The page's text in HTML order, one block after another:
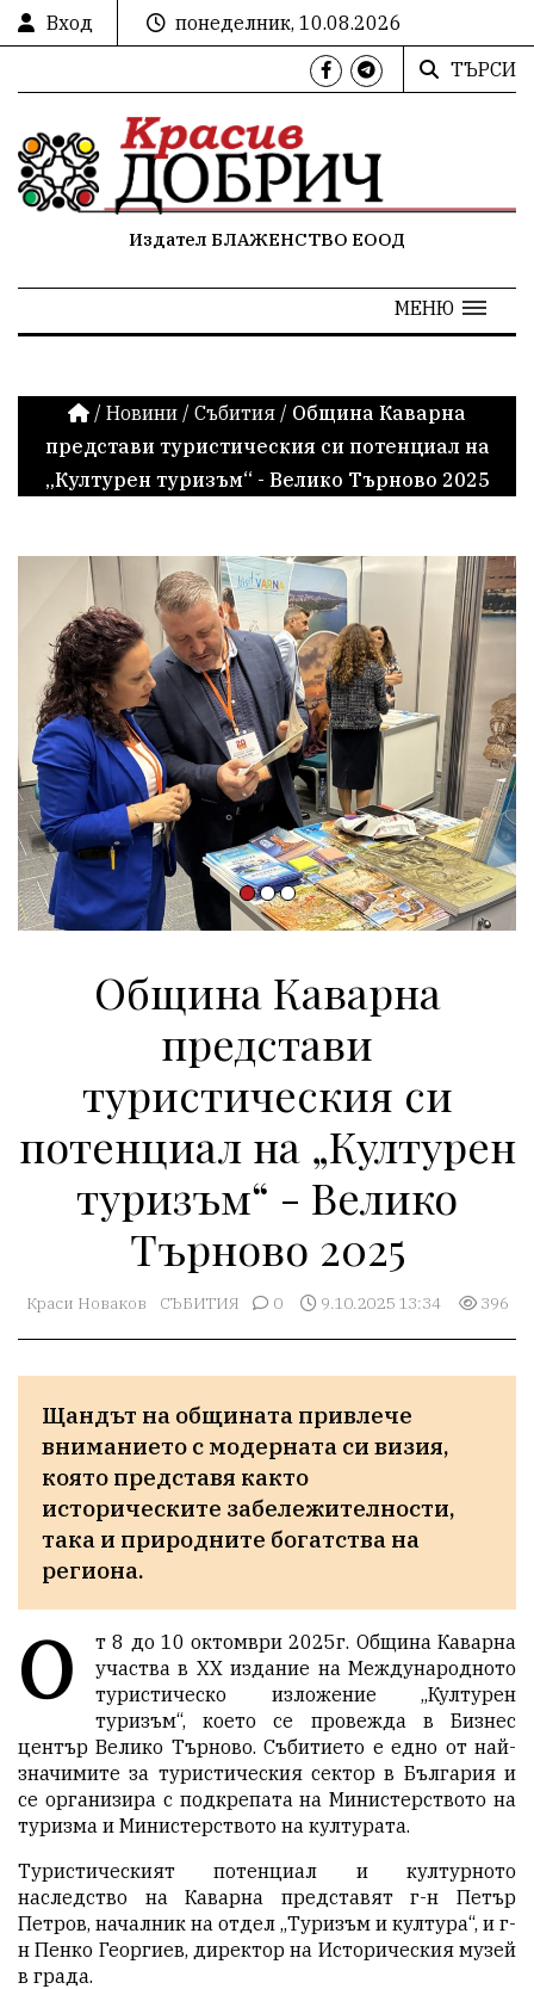
Вход
понеделник, 10.08.2026
ТЪРСИ
Издател БЛАЖЕНСТВО ЕООД
МЕНЮ
/ Новини / Събития / Община Каварна
представи туристическия си потенциал на
„Културен туризъм“ - Велико Търново 2025
Община Каварна
представи
туристическия си
потенциал на „Културен
туризъм“ - Велико
Търново 2025
Краси Новаков СЪБИТИЯ 0 9.10.2025 13:34 396
Щандът на общината привлече
вниманието с модерната си визия,
която представя както
историческите забележителности,
така и природните богатства на
региона.
О
т 8 до 10 октомври 2025г. Община Каварна
участва в ХХ издание на Международното
туристическо изложение „Културен
туризъм“, което се провежда в Бизнес
център Велико Търново. Събитието е едно от най-
значимите за туристическия сектор в България и
се организира с подкрепата на Министерството на
туризма и Министерството на културата.
Туристическият потенциал и културното
наследство на Каварна представят г-н Петър
Петров, началник на отдел „Туризъм и култура“, и г-
н Пенко Георгиев, директор на Историческия музей
в града.